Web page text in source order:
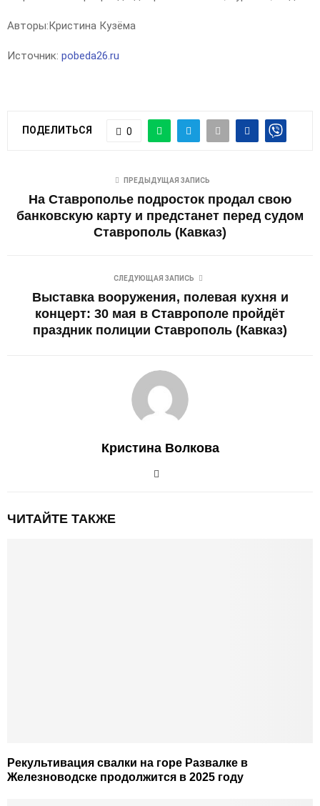
Авторы:Кристина Кузёма
Источник: pobeda26.ru
ПОДЕЛИТЬСЯ 0
ПРЕДЫДУЩАЯ ЗАПИСЬ
На Ставрополье подросток продал свою
банковскую карту и предстанет перед судом
Ставрополь (Кавказ)
СЛЕДУЮЩАЯ ЗАПИСЬ
Выставка вооружения, полевая кухня и
концерт: 30 мая в Ставрополе пройдёт
праздник полиции Ставрополь (Кавказ)
Кристина Волкова
ЧИТАЙТЕ ТАКЖЕ
Рекультивация свалки на горе Развалке в
Железноводске продолжится в 2025 году